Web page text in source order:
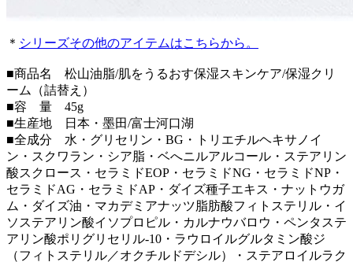
＊ シリーズその他のアイテムはこちらから。
■商品名 松山油脂/肌をうるおす保湿スキンケア/保湿クリ
ーム（詰替え）
■容 量 45g
■生産地 日本・墨田/富士河口湖
■全成分 水・グリセリン・BG・トリエチルヘキサノイ
ン・スクワラン・シア脂・ベへニルアルコール・ステアリン
酸スクロース・セラミドEOP・セラミドNG・セラミドNP・
セラミドAG・セラミドAP・ダイズ種子エキス・ナットウガ
ム・ダイズ油・マカデミアナッツ脂肪酸フィトステリル・イ
ソステアリン酸イソプロピル・カルナウバロウ・ペンタステ
アリン酸ポリグリセリル-10・ラウロイルグルタミン酸ジ
（フィトステリル／オクチルドデシル）・ステアロイルラク